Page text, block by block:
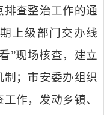
排查整治工作的通
上级部门交办线
”现场核查，建立
；市安委办组织
作，发动乡镇、